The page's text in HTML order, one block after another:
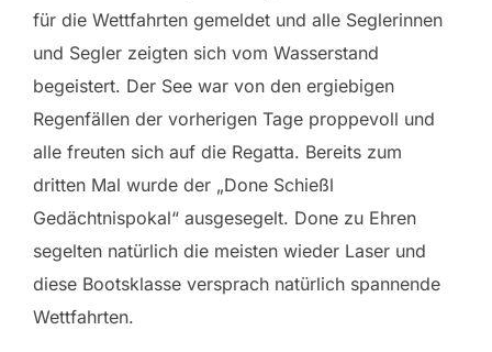
für die Wettfahrten gemeldet und alle Seglerinnen
und Segler zeigten sich vom Wasserstand
begeistert. Der See war von den ergiebigen
Regenfällen der vorherigen Tage proppevoll und
alle freuten sich auf die Regatta. Bereits zum
dritten Mal wurde der „Done Schießl
Gedächtnispokal“ ausgesegelt. Done zu Ehren
segelten natürlich die meisten wieder Laser und
diese Bootsklasse versprach natürlich spannende
Wettfahrten.